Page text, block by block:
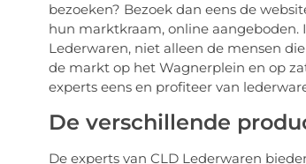
bezoeken? Bezoek dan eens de
hun marktkraam, online
Lederwaren, niet alleen de mensen
de markt op het Wagnerplein en op
experts eens en profiteer van
De verschillende
De experts van CLD Lederwaren